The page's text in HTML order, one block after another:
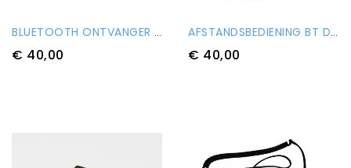
BLUETOOTH ONTVANGER ST660/ST999
€ 40,00
AFSTANDSBEDIENING BT DELUXE
€ 40,00